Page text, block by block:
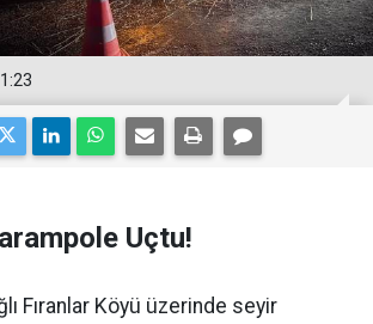
Uçtu!
Fıranlar Köyü üzerinde seyir